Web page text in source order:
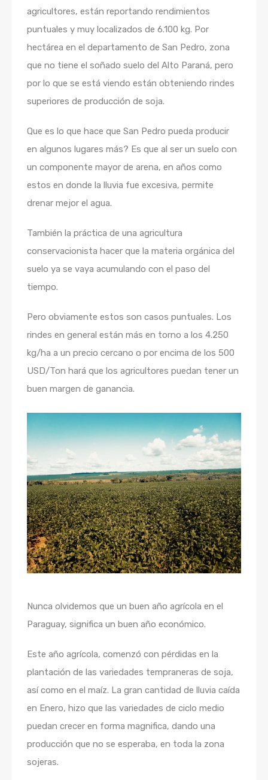
agricultores, están reportando rendimientos
puntuales y muy localizados de 6.100 kg. Por
hectárea en el departamento de San Pedro, zona
que no tiene el soñado suelo del Alto Paraná, pero
por lo que se está viendo están obteniendo rindes
superiores de producción de soja.
Que es lo que hace que San Pedro pueda producir
en algunos lugares más? Es que al ser un suelo con
un componente mayor de arena, en años como
estos en donde la lluvia fue excesiva, permite
drenar mejor el agua.
También la práctica de una agricultura
conservacionista hacer que la materia orgánica del
suelo ya se vaya acumulando con el paso del
tiempo.
Pero obviamente estos son casos puntuales. Los
rindes en general están más en torno a los 4.250
kg/ha a un precio cercano o por encima de los 500
USD/Ton hará que los agricultores puedan tener un
buen margen de ganancia.
Nunca olvidemos que un buen año agrícola en el
Paraguay, significa un buen año económico.
Este año agrícola, comenzó con pérdidas en la
plantación de las variedades tempraneras de soja,
así como en el maíz. La gran cantidad de lluvia caída
en Enero, hizo que las variedades de ciclo medio
puedan crecer en forma magnifica, dando una
producción que no se esperaba, en toda la zona
sojeras.